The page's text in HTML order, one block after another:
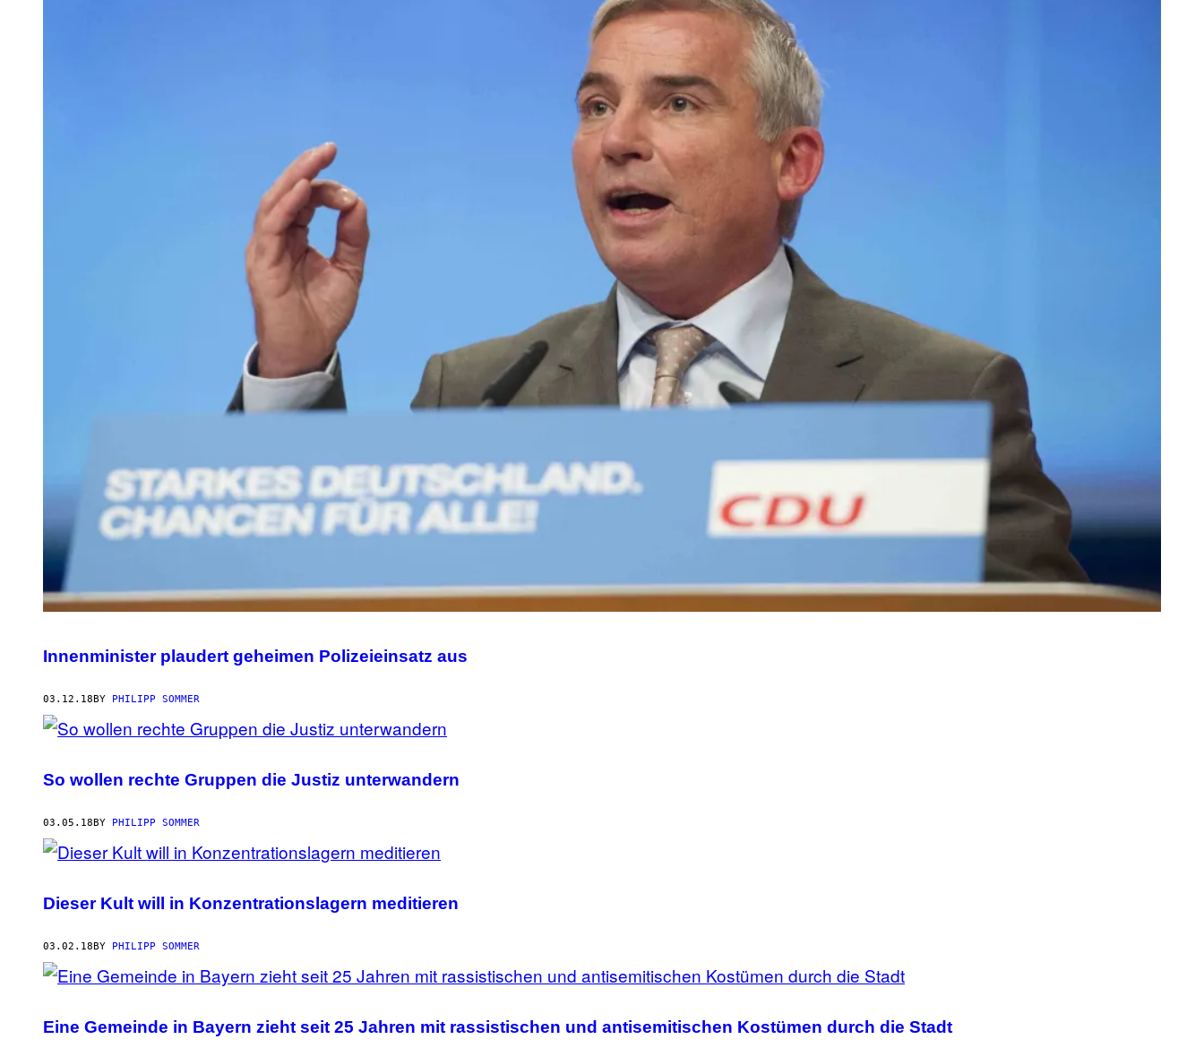
Innenminister plaudert geheimen Polizeieinsatz aus
03.12.18BY PHILIPP SOMMER
So wollen rechte Gruppen die Justiz unterwandern
03.05.18BY PHILIPP SOMMER
Dieser Kult will in Konzentrationslagern meditieren
03.02.18BY PHILIPP SOMMER
Eine Gemeinde in Bayern zieht seit 25 Jahren mit rassistischen und antisemitischen Kostümen durch die Stadt